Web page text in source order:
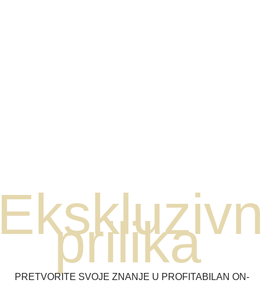
prilika
PRETVORITE SVOJE ZNANJE U PROFITABILAN ON-